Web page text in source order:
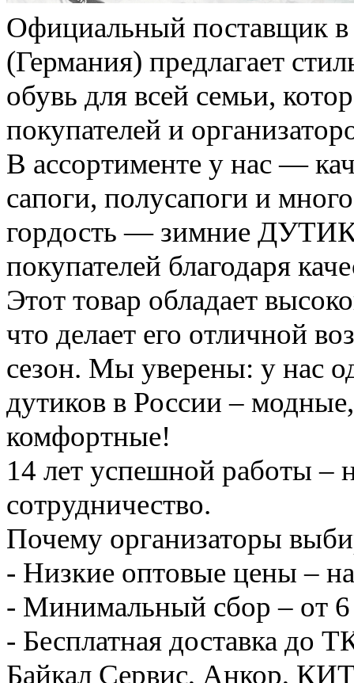
Официальный поставщик
(Германия) предлагает
обувь для всей семьи,
покупателей и
В ассортименте у нас —
сапоги, полусапоги и
гордость — зимние
покупателей благодаря
Этот товар обладает
что делает его отличной
сезон. Мы уверены: у нас
дутиков в России –
комфортные!
14 лет успешной работы –
сотрудничество.
Почему организаторы
- Низкие оптовые цены –
- Минимальный сбор – от 6
- Бесплатная доставка
Байкал Сервис, Анкор,